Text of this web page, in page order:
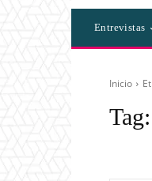
Entrevistas
Inicio
Tag: